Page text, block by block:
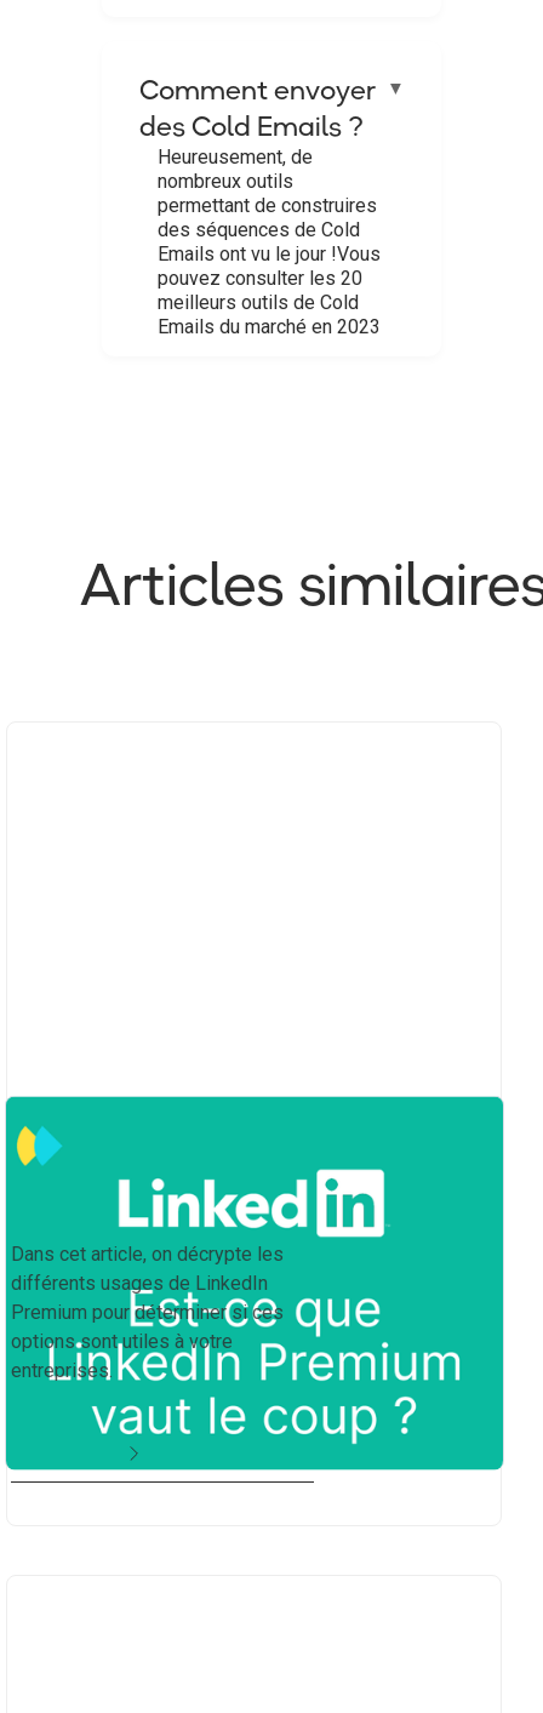
Comment envoyer
des Cold Emails ?
▼
Heureusement, de
nombreux outils
permettant de construires
des séquences de Cold
Emails ont vu le jour !Vous
pouvez consulter les 20
meilleurs outils de Cold
Emails du marché en 2023
Articles
Est-ce que LinkedIn Premium
vaut le coup ?
Dans cet article, on décrypte les
différents usages de LinkedIn
Premium pour déterminer si ces
options sont utiles à votre
entreprises.